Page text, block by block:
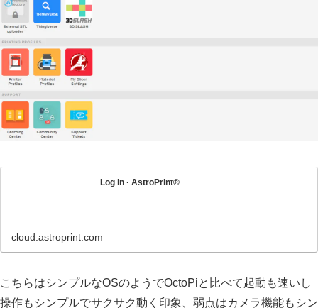
Log in · AstroPrint®
cloud.astroprint.com
こちらはシンプルなOSのようでOctoPiと比べて起動も速いし
操作もシンプルでサクサク動く印象、弱点はカメラ機能もシン